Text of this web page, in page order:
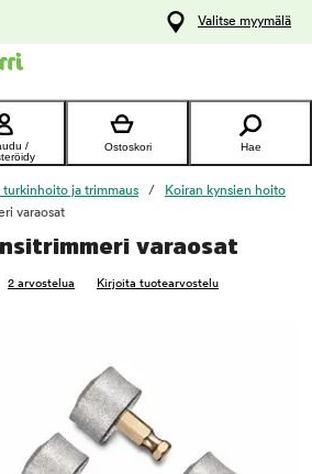
Valitse myymälä
/
Ostoskori Hae
turkinhoito ja trimmaus
Koiran kynsien hoito
varaosat
varaosat
2 arvostelua Kirjoita tuotearvostelu